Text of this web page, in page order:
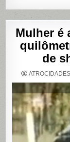
Mulher é
de